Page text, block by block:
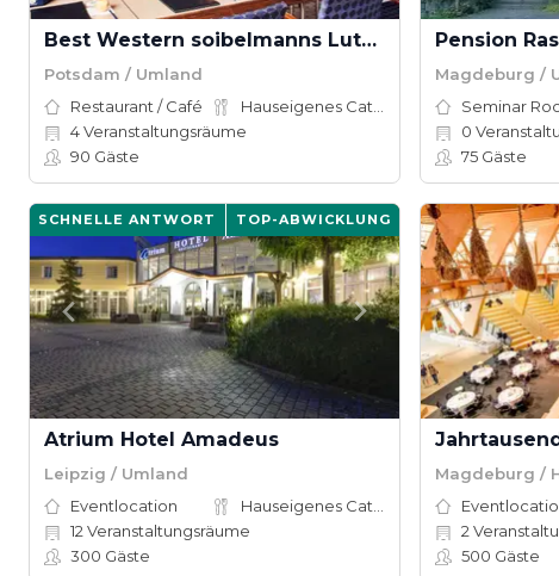
Best Western soibelmanns Lutherstadt Wittenberg
Potsdam / Umland
Restaurant / Café
4Veranstaltungsräume
90 Gäste
Pension
Magdeburg /
Seminar
0
75 Gäste
SCHNELLE ANTWORT TOP-ABWICKLUNG
Atrium Hotel Amadeus
Leipzig / Umland
Eventlocation
12 Veranstaltungsräume
300 Gäste
Magdeburg /
2
500 Gäste